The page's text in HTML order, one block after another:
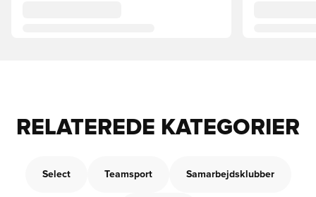
RELATEREDE KATEGORIER
Select Teamsport Samarbejdsklubber